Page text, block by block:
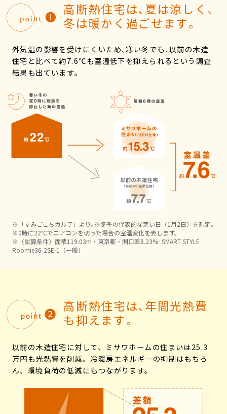
買う
分譲住宅（建売・土地）検索
中古住宅検索
スムストック検索
分譲マンション検索
[MISAWA RELAY]
これから住まいをご検討の方
多彩な動画やこだわりが詰まった建築実例、注目の最新情報など、住
まいづくりを楽しく学べるデジタルラウンジです。
企業不動産活用（CRE）戦略
社宅建築
医療・介護・子育て・障がい福祉施設
これから土地活用・賃貸経営をご検討の方
土地活用の基礎から長期安定経営を目指すオーナー様まで、賃貸経営
に役立つ多彩な情報を幅広くお届けします。
ホームラウンジ 土地活用・賃貸経営
事業用
事業用リノベーション
ホテル・旅館リフォーム
リフォーム営業所
これからリフォームをご検討の方
実例動画や基礎知識、収納の工夫など、理想の住まいを叶えるリフォ
ームの具体策とアイデアを豊富にご用意しています。
収益不動産・投資開発事業
建築再生事業
事業用売買
事業用地・事業用建物
分譲用地
すべてのフィールドに新しい価値をデザインし、持続可能な未来志向
アフターメンテナンス
ミサワリフォーム
ご相談窓口
お客様センター
ミサワホームオーナーさま・リフォーム工事ご契約者さまとミサワホ
ームを結ぶコミュニケーションサイト。お得・便利・安心なコンテン
ツや、ミサワホームからの大切なお知らせなど配信しています。
ミサワオーナーズクラブ
ニュース
MISAWAについて
ミサワホームグループ
SDGs
環境活動
採用情報
障がい者採用
海外事業
住まいのご相談高断熱住宅は､夏は涼しく､
冬は暖かく過ごせます｡
外気温の影響を受けにくいため､寒い冬でも､以前の木造
住宅と比べて約7.6℃も室温低下を抑えられるという調査
結果も出ています｡
※「すみごこちカルテ」より｡※冬季の代表的な寒い日（1月2日）を想定｡
※0時に22℃でエアコンを切った場合の室温変化を表します。
※（試算条件）面積119.03m・東京都・開口率8.23%·SMART STYLE
Roomie36-2SE-1（一般）
高断熱住宅は､年間光熱費
も抑えます｡
以前の木造住宅に対して、ミサワホームの住まいは25.3
万円も光熱費を削減。冷暖房エネルギーの抑制はもちろ
ん、環境負荷の低減にもつながります。